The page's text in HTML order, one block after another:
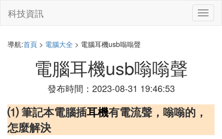
切
換
科技資訊
導航:首頁 > 電腦大全 > 電腦耳機usb嗡嗡聲
電腦耳機usb嗡嗡聲
發布時間：2023-08-31 19:46:53
⑴ 筆記本電腦插耳機有電流聲，嗡嗡的，
怎麼解決